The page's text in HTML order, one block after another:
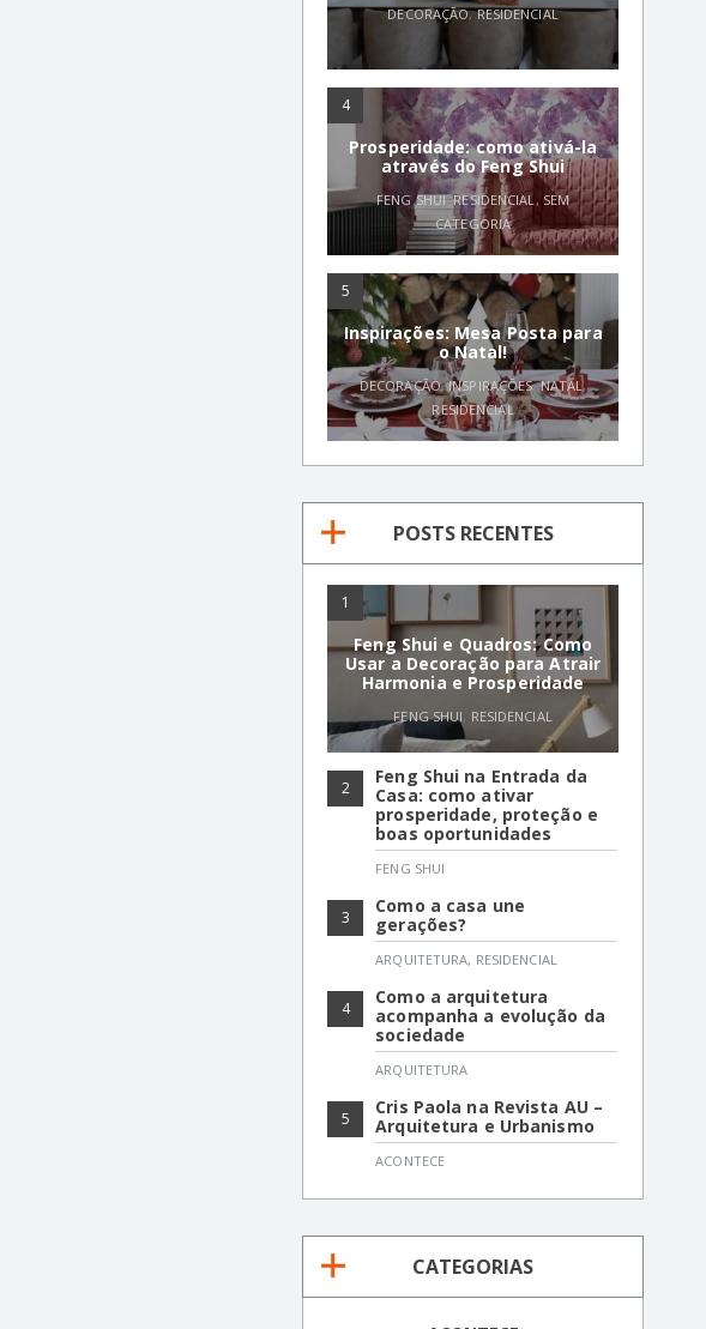
DECORAÇÃO,RESIDENCIAL
4
Prosperidade: como ativá-la
através do Feng Shui
FENG SHUI,RESIDENCIAL, SEM
CATEGORIA
5
Inspirações: Mesa Posta para
o Natal!
DECORAÇÃO,INSPIRAÇÕES,NATAL,
RESIDENCIAL
POSTS RECENTES
1
Feng Shui e Quadros: Como
Usar a Decoração para Atrair
Harmonia e Prosperidade
FENG SHUI, RESIDENCIAL
2
Feng Shui na Entrada da
Casa: como ativar
prosperidade, proteção e
boas oportunidades
FENG SHUI
3
Como a casa une
gerações?
ARQUITETURA, RESIDENCIAL
4
Como a arquitetura
acompanha a evolução da
sociedade
ARQUITETURA
5
Cris Paola na Revista AU –
Arquitetura e Urbanismo
ACONTECE
CATEGORIAS